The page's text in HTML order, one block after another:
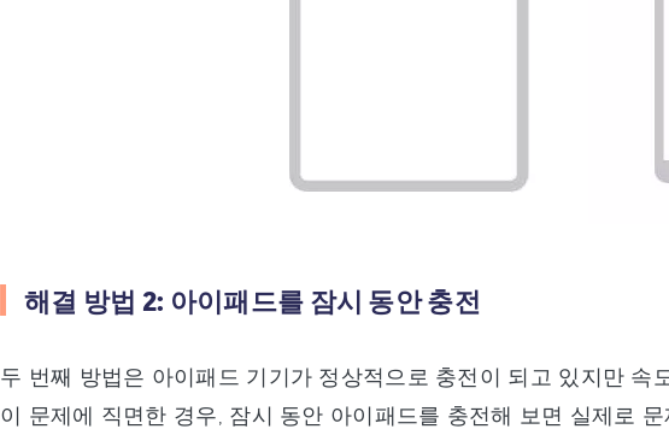
해결 방법 2: 아이패드를 잠시 동안 충전
두 번째 방법은 아이패드 기기가 정상적으로 충전이 되고 있지만 속
이 문제에 직면한 경우, 잠시 동안 아이패드를 충전해 보면 실제로